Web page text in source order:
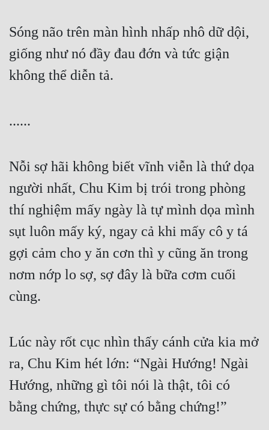
Sóng não trên màn hình nhấp nhô dữ dội,
giống như nó đầy đau đớn và tức giận
không thể diễn tả.
......
Nỗi sợ hãi không biết vĩnh viễn là thứ dọa
người nhất, Chu Kim bị trói trong phòng
thí nghiệm mấy ngày là tự mình dọa mình
sụt luôn mấy ký, ngay cả khi mấy cô y tá
gợi cảm cho y ăn cơn thì y cũng ăn trong
nơm nớp lo sợ, sợ đây là bữa cơm cuối
cùng.
Lúc này rốt cục nhìn thấy cánh cửa kia mở
ra, Chu Kim hét lớn: “Ngài Hướng! Ngài
Hướng, những gì tôi nói là thật, tôi có
bằng chứng, thực sự có bằng chứng!”